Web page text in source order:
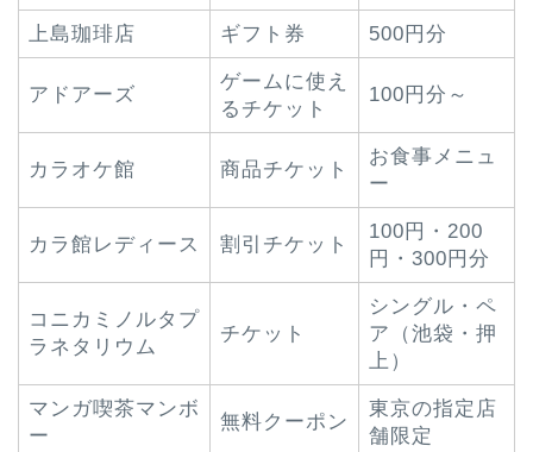
上島珈琲店 ギフト券 500円分
アドアーズ
ゲームに使え
るチケット
100円分～
カラオケ館 商品チケット
お食事メニュ
ー
カラ館レディース 割引チケット
100円・200
円・300円分
コニカミノルタプ
ラネタリウム
チケット
シングル・ペ
ア（池袋・押
上）
マンガ喫茶マンボ
ー
無料クーポン
東京の指定店
舗限定